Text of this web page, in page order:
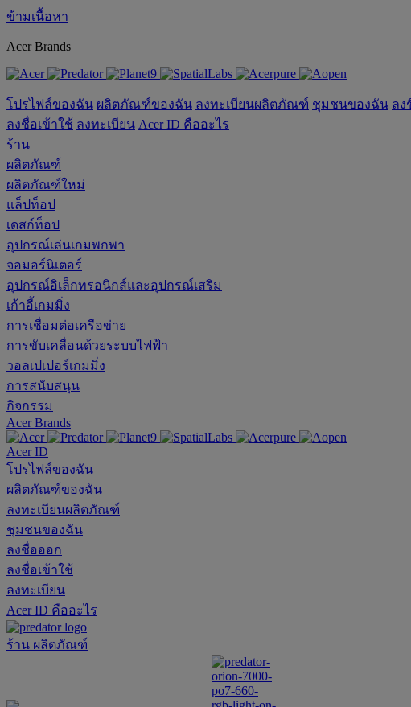
ข้ามเนื้อหา
Acer Brands
โปรไฟล์ของฉัน ผลิตภัณฑ์ของฉัน ลงทะเบียนผลิตภัณฑ์ ชุมชนของฉัน ลง
ลงชื่อเข้าใช้ ลงทะเบียน Acer ID คืออะไร
ร้าน
ผลิตภัณฑ์
ผลิตภัณฑ์ใหม่
แล็ปท็อป
เดสก์ท็อป
อุปกรณ์เล่นเกมพกพา
จอมอร์นิเตอร์
อุปกรณ์อิเล็กทรอนิกส์และอุปกรณ์เสริม
เก้าอี้เกมมิ่ง
การเชื่อมต่อเครือข่าย
การขับเคลื่อนด้วยระบบไฟฟ้า
วอลเปเปอร์เกมมิ่ง
การสนับสนุน
กิจกรรม
Acer Brands
Acer ID
โปรไฟล์ของฉัน
ผลิตภัณฑ์ของฉัน
ลงทะเบียนผลิตภัณฑ์
ชุมชนของฉัน
ลงชื่อออก
ลงชื่อเข้าใช้
ลงทะเบียน
Acer ID คืออะไร
ร้าน ผลิตภัณฑ์